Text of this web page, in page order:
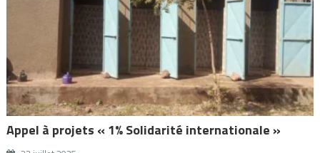
Appel à projets « 1% Solidarité internationale »